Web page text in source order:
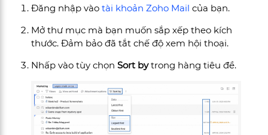
Đăng nhập vàotài khoản Zoho Mail của bạn.
Mở thư mục mà bạn muốn sắp xếp theo kích
thước. Đảm bảo đã tắt chế độ xem hội thoại.
Nhấp vào tùy chọnSort bytrong hàng tiêu đề.